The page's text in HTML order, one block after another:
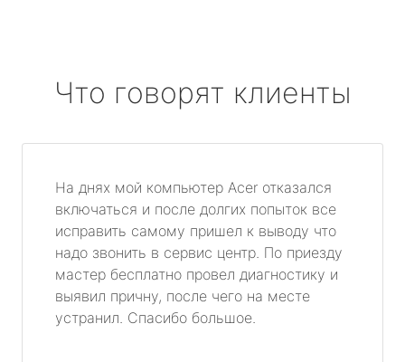
Что говорят клиенты
На днях мой компьютер Acer отказался
включаться и после долгих попыток все
исправить самому пришел к выводу что
надо звонить в сервис центр. По приезду
мастер бесплатно провел диагностику и
выявил причну, после чего на месте
устранил. Спасибо большое.